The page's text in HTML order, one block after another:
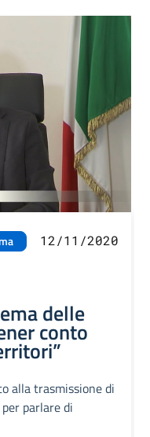
12/11/2020
delle
conto
alla trasmissione di
parlare di